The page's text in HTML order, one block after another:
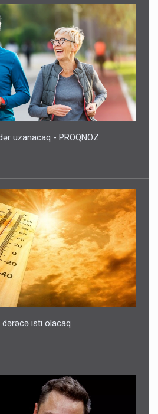
uzanacaq - PROQNOZ
isti olacaq